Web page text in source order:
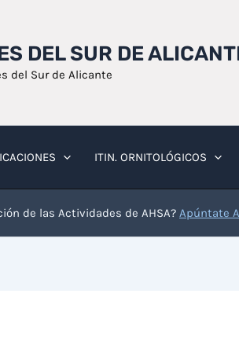
DEL SUR DE
del Sur de Alicante
ITIN. ORNITOLÓGICOS
de las Actividades de AHSA? Apúntate